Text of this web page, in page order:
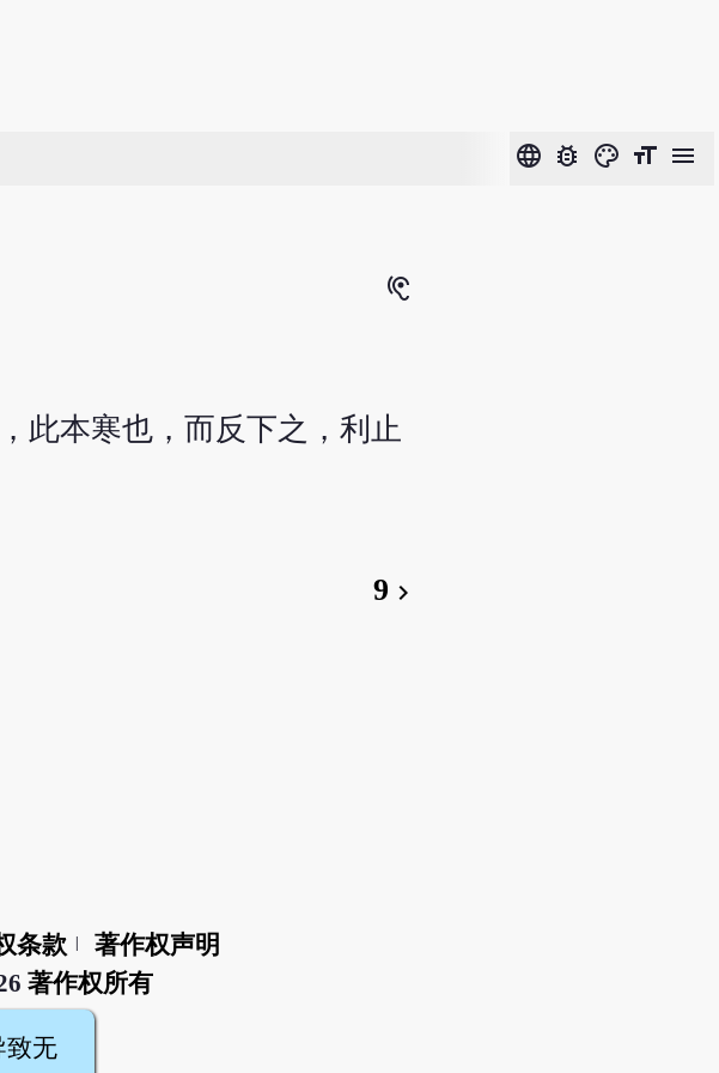
language bug_report color_lens format_size menu
hearing
此本寒也，而反下之，利止
9 chevron_right
条款
著作权声明
著作权所有
致无